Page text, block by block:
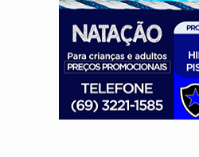
Colisão entre
ENCONTRO:Amazônia
PREVISÃO: Porto
SINDICATOS